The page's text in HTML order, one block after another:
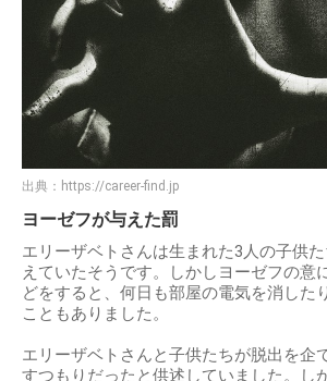
出典： https://career-find.jp
ヨーゼフが与えた罰
エリーザベトさんは生まれた3人の子供
えていたそうです。しかしヨーゼフの意
どをすると、何日も部屋の電気を消した
こともありました。
エリーザベトさんと子供たちが脱出を企
すつもりだったと供述していました。し